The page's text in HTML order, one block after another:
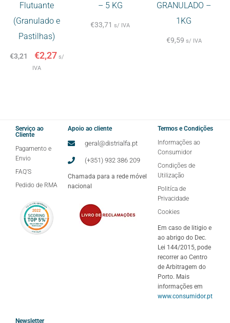
Flutuante
(Granulado e
Pastilhas)
€3,21 €2,27 s/
IVA
– 5 KG
€33,71 s/ IVA
GRANULADO –
1KG
€9,59 s/ IVA
Serviço ao
Cliente
Pagamento e
Envio
FAQ'S
Pedido de RMA
Apoio ao cliente
geral@distrialfa.pt
(+351) 932 386 209
Chamada para a rede móvel
nacional
Termos e Condições
Informações ao
Consumidor
Condições de
Utilização
Politíca de
Privacidade
Cookies
Em caso de litigio e
ao abrigo do Dec.
Lei 144/2015, pode
recorrer ao Centro
de Arbitragem do
Porto. Mais
informações em
www.consumidor.pt
Newsletter